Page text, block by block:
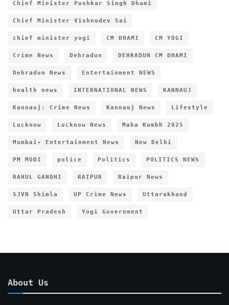
Chief Minister Pushkar Singh Dhami
Chief Minister Vishnudev Sai
chief minister yogi CM DHAMI CM YOGI
Crime News Dehradun DEHRADUN CM DHAMI
Dehradun News Entertainment NEWS
health news INTERNATIONAL NEWS KANNAUJ
Kannauj: Crime News Kannauj News Lifestyle
Lucknow Lucknow News Maha Kumbh 2025
Mumbai- Entertainment News New Delhi
PM MODI police Politics POLITICS NEWS
RAHUL GANDHI RAIPUR Raipur News
SJVN Shimla UP Crime News Uttarakhand
Uttar Pradesh Yogi Government
About Us